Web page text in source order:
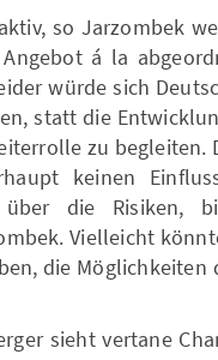
so Jarzombek
á la
würde sich
statt die
zu begleiten.
keinen
die Risiken,
Vielleicht
die Möglichkeiten
sieht vertane